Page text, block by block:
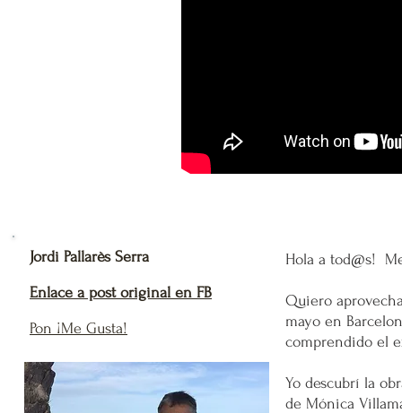
Jordi Pallarès Serra
Enlace a post original en FB
Pon ¡Me Gusta!
Hola a tod@s!
Quiero
mayo en
comprendido el
Yo descubrí la
de Mónica